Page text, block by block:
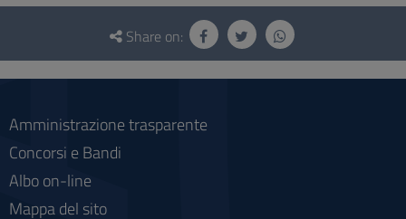
Questionnaire
social
Share on:
Amministrazione trasparente
Concorsi e Bandi
Albo on-line
Mappa del sito